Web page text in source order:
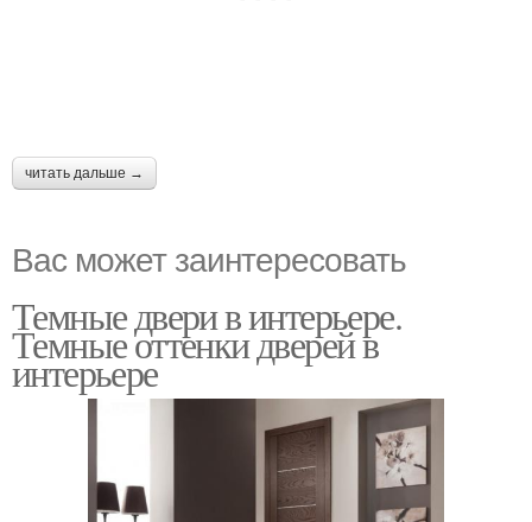
читать дальше →
Вас может заинтересовать
Темные двери в интерьере.
Темные оттенки дверей в
интерьере